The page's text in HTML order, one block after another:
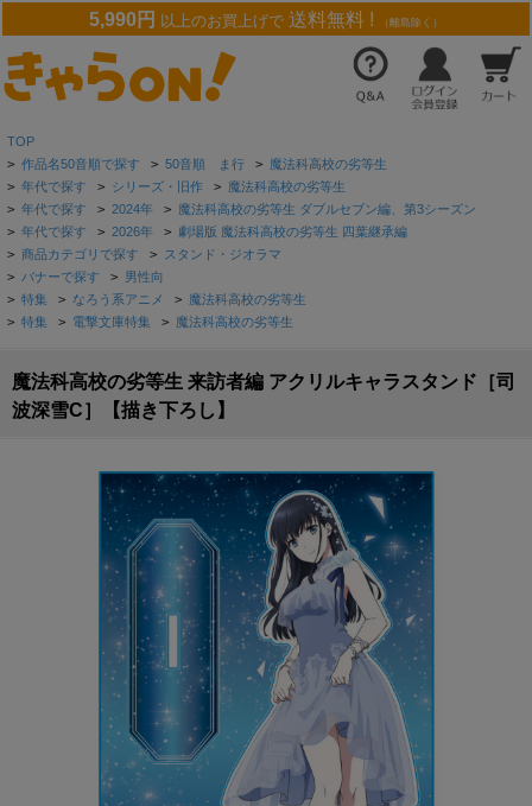
5,990円 以上のお買上げで 送料無料 ! （離島除く）
TOP
> 作品名50音順で探す > 50音順 ま行 > 魔法科高校の劣等生
> 年代で探す > シリーズ・旧作 > 魔法科高校の劣等生
> 年代で探す > 2024年 > 魔法科高校の劣等生 ダブルセブン編、第3シーズン
> 年代で探す > 2026年 > 劇場版 魔法科高校の劣等生 四葉継承編
> 商品カテゴリで探す > スタンド・ジオラマ
> バナーで探す > 男性向
> 特集 > なろう系アニメ > 魔法科高校の劣等生
> 特集 > 電撃文庫特集 > 魔法科高校の劣等生
魔法科高校の劣等生 来訪者編 アクリルキャラスタンド［司
波深雪C］【描き下ろし】